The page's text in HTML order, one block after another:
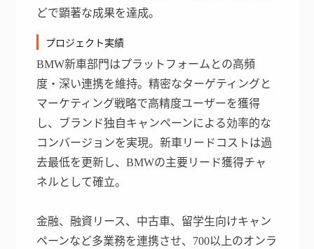
どで顕著な成果を達成。
プロジェクト実績
BMW新車部門はプラットフォームとの高頻
度・深い連携を維持。精密なターゲティングと
マーケティング戦略で高精度ユーザーを獲得
し、ブランド独自キャンペーンによる効率的な
コンバージョンを実現。新車リードコストは過
去最低を更新し、BMWの主要リード獲得チャ
ネルとして確立。
金融、融資リース、中古車、留学生向けキャン
ペーンなど多業務を連携させ、700以上のオンラ